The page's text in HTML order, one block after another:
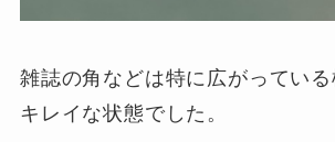
雑誌の角などは特に広がっている
キレイな状態でした。